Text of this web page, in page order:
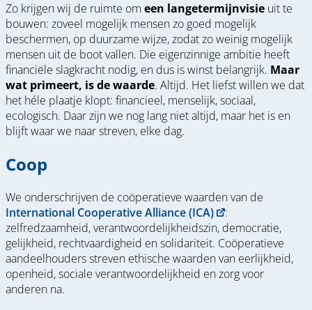
Zo krijgen wij de ruimte om een langetermijnvisie uit te
bouwen: zoveel mogelijk mensen zo goed mogelijk
beschermen, op duurzame wijze, zodat zo weinig mogelijk
mensen uit de boot vallen. Die eigenzinnige ambitie heeft
financiële slagkracht nodig, en dus is winst belangrijk. Maar
wat primeert, is de waarde. Altijd. Het liefst willen we dat
het héle plaatje klopt: financieel, menselijk, sociaal,
ecologisch. Daar zijn we nog lang niet altijd, maar het is en
blijft waar we naar streven, elke dag.
Coop
We onderschrijven de coöperatieve waarden van de
International Cooperative Alliance (ICA)
:
zelfredzaamheid, verantwoordelijkheidszin, democratie,
gelijkheid, rechtvaardigheid en solidariteit. Coöperatieve
aandeelhouders streven ethische waarden van eerlijkheid,
openheid, sociale verantwoordelijkheid en zorg voor
anderen na.